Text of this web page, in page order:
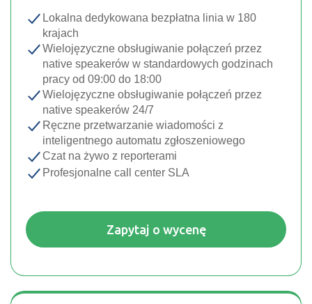
Lokalna dedykowana bezpłatna linia w 180
krajach
Wielojęzyczne obsługiwanie połączeń przez
native speakerów w standardowych godzinach
pracy od 09:00 do 18:00
Wielojęzyczne obsługiwanie połączeń przez
native speakerów 24/7
Ręczne przetwarzanie wiadomości z
inteligentnego automatu zgłoszeniowego
Czat na żywo z reporterami
Profesjonalne call center SLA
Zapytaj o wycenę